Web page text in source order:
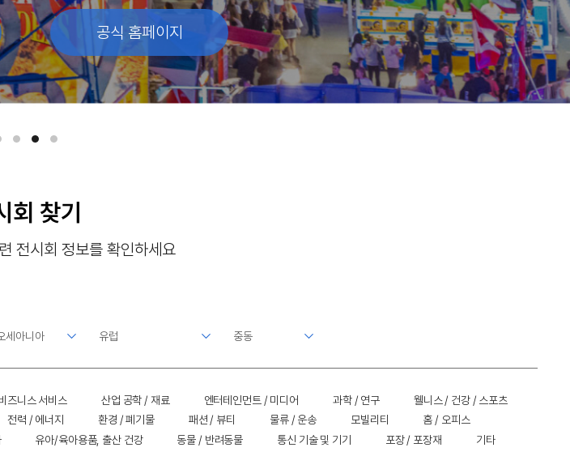
공식 홈페이지
공식 홈페이지
공식 홈페이지
회 찾기
전시회 정보를 확인하세요
즈니스 서비스 산업 공학 / 재료 엔터테인먼트 / 미디어 과학 / 연구
웰니스 / 건강 / 스포츠
전력 / 에너지 환경 / 폐기물 패션 / 뷰티 물류 / 운송 모빌리티
홈 / 오피스
유아/육아용품, 출산 건강 동물 / 반려동물 통신 기술 및 기기 포장 / 포장재 기타